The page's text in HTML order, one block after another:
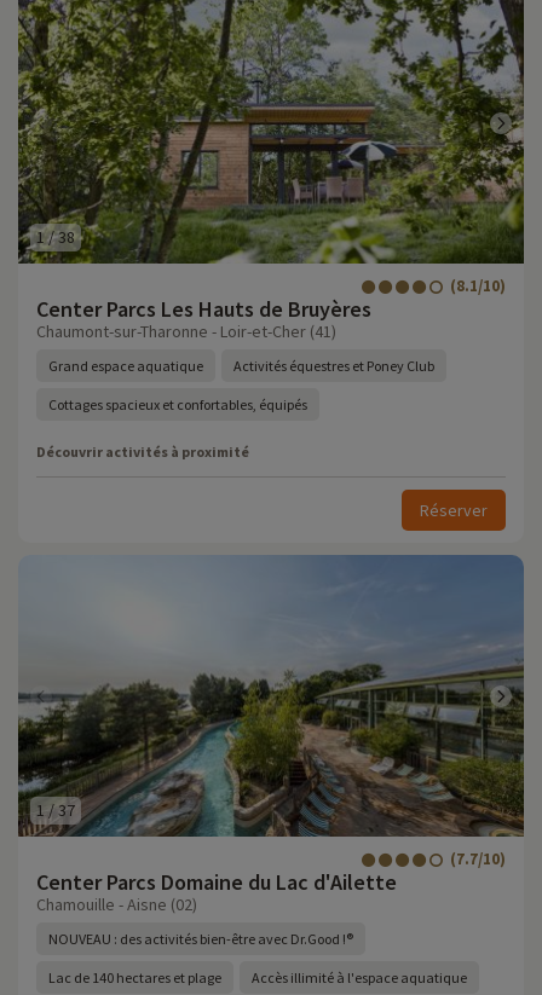
1/38
Center Parcs Les Hauts de Bruyères
(8.1/10)
Chaumont-sur-Tharonne - Loir-et-Cher (41)
Grand espace aquatique Activités équestres et Poney Club
Cottages spacieux et confortables, équipés
Découvrir activités à proximité
Réserver
1 /37
Center Parcs Domaine du Lac d'Ailette
(7.7/10)
Chamouille - Aisne (02)
NOUVEAU : des activités bien-être avec Dr.Good !®
Lac de 140 hectares et plage Accès illimité à l'espace aquatique